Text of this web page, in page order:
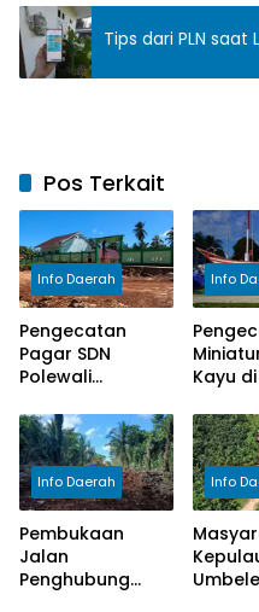
Tips dari PLN saat
Pos Terkait
Info Daerah
Pengecatan
Pagar SDN
Polewali
Satgas TMMD
Tingkatkan
Kerapian
Fasilitas Sekolah
Info
Kayu
Selesai
Info Daerah
Pembukaan
Jalan
Penghubung
Info
Umbele